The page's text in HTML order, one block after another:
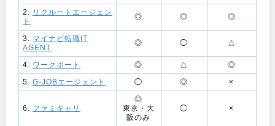
2.
リクルートエージェン
ト
◎ ◎ ◎
3. マイナビ転職IT
AGENT
◎ ◯ △
4. ワークポート ◎ △
◎
5. G-JOBエージェント ◯ ◎ ×
6. ファミキャリ
◎
東京・大
阪のみ
◯ ×